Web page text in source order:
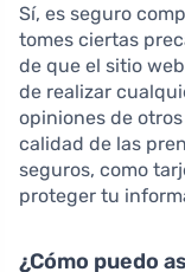
Sí, es seguro
tomes ciertas
de que el sitio
de realizar
opiniones de
calidad de las
seguros, como
proteger tu
¿Cómo puedo